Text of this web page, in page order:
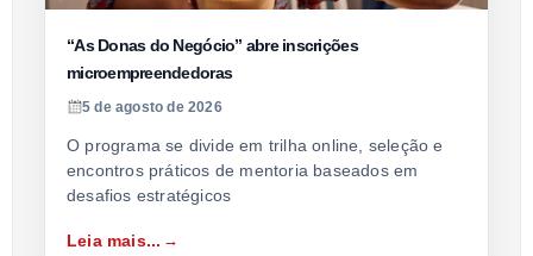
“As Donas do Negócio” abre inscrições
microempreendedoras
5 de agosto de 2026
O programa se divide em trilha online, seleção e
encontros práticos de mentoria baseados em
desafios estratégicos
Leia mais...